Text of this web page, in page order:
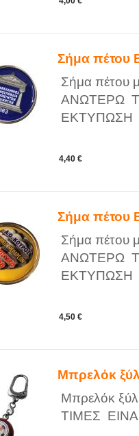
Σήμα πέτου
Σήμα πέτου
ΑΝΩΤΕΡΩ
ΕΚΤΥΠΩΣΗ
4,40 €
Σήμα πέτου
Σήμα πέτου
ΑΝΩΤΕΡΩ
ΕΚΤΥΠΩΣΗ
4,50 €
Μπρελόκ
Μπρελόκ
ΤΙΜΕΣ